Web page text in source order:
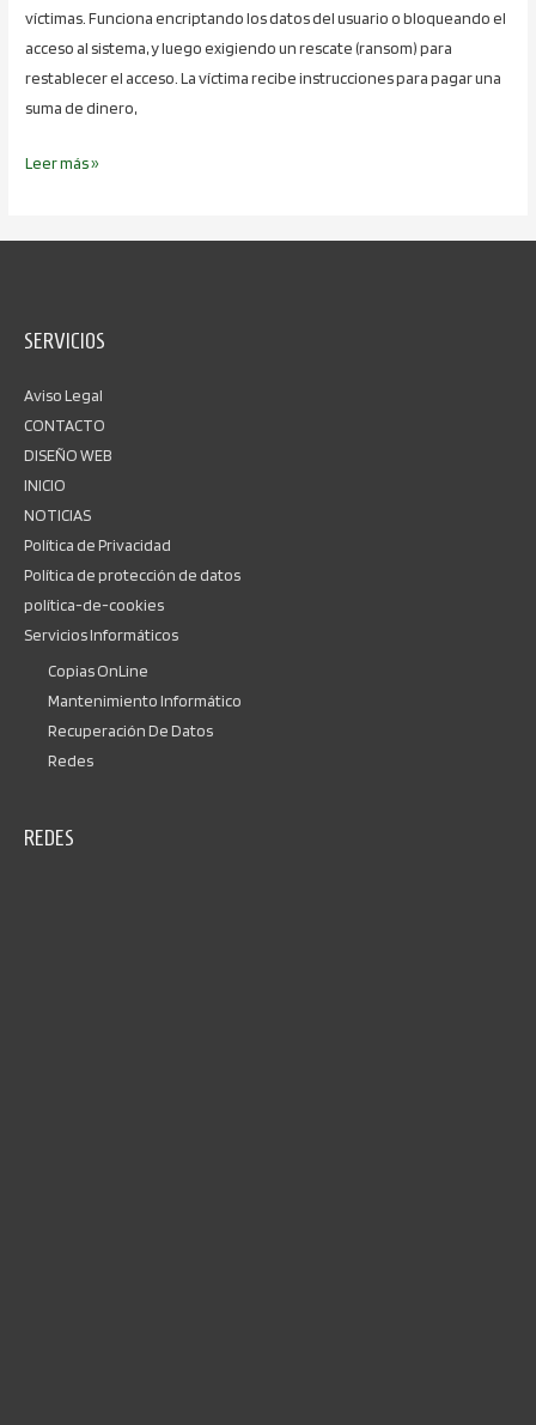
víctimas. Funciona encriptando los datos del usuario o bloqueando el
acceso al sistema, y luego exigiendo un rescate (ransom) para
restablecer el acceso. La víctima recibe instrucciones para pagar una
suma de dinero,
Leer más »
SERVICIOS
Aviso Legal
CONTACTO
DISEÑO WEB
INICIO
NOTICIAS
Política de Privacidad
Política de protección de datos
política-de-cookies
Servicios Informáticos
Copias OnLine
Mantenimiento Informático
Recuperación De Datos
Redes
REDES